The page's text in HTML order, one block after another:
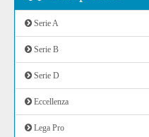
Serie A
Serie B
Serie D
Eccellenza
Lega Pro